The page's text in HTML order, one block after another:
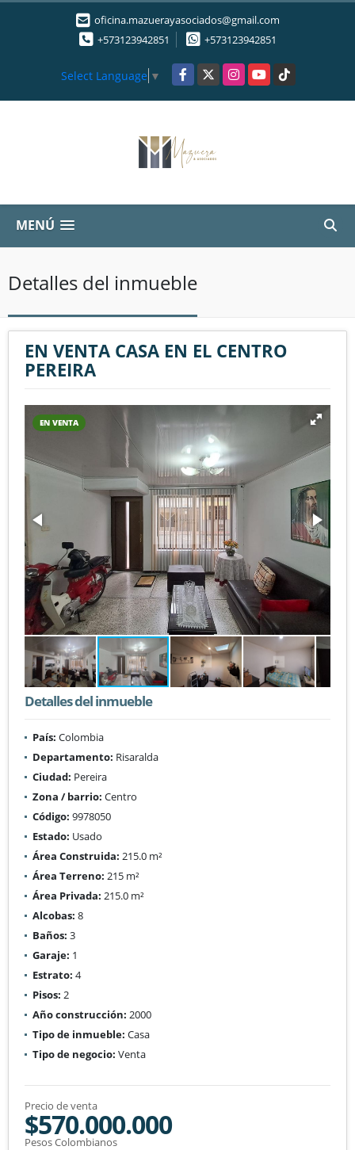
oficina.mazuerayasociados@gmail.com
+573123942851
+573123942851
Select Language ▼ Facebook
X InstagramYouTubeTikTok
MENÚ
Detalles del inmueble
EN VENTA CASA EN EL CENTRO
PEREIRA
EN VENTA
Detalles del inmueble
País: Colombia
Departamento: Risaralda
Ciudad: Pereira
Zona / barrio: Centro
Código: 9978050
Estado: Usado
Área Construida: 215.0 m²
Área Terreno: 215 m²
Área Privada: 215.0 m²
Alcobas: 8
Baños: 3
Garaje: 1
Estrato: 4
Pisos: 2
Año construcción: 2000
Tipo de inmueble: Casa
Tipo de negocio: Venta
Precio de venta
$570.000.000
Pesos Colombianos